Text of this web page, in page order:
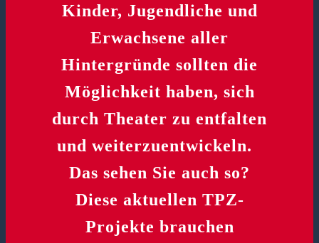
Kinder, Jugendliche und
Erwachsene aller
Hintergründe sollten die
Möglichkeit haben, sich
durch Theater zu entfalten
und weiterzuentwickeln.
Das sehen Sie auch so?
Diese aktuellen TPZ-
Projekte brauchen